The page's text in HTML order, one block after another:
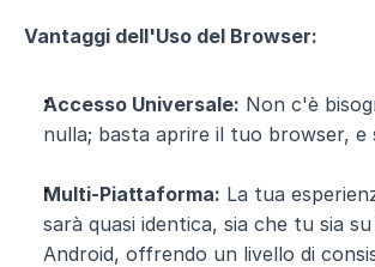
Vantaggi dell'Uso del Browser:
Accesso Universale: Non c'è
nulla; basta aprire il tuo browser, e
Multi-Piattaforma: La tua
sarà quasi identica, sia che tu sia
Android, offrendo un livello di